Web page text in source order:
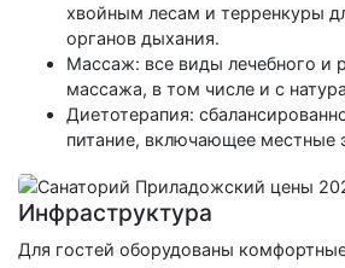
хвойным лесам и терренкуры
органов дыхания.
Массаж: все виды лечебного и
массажа, в том числе и с
Диетотерапия:
питание, включающее местные
Инфраструктура
Для гостей оборудованы